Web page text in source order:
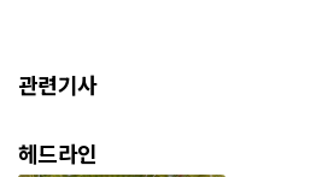
관련기사
헤드라인